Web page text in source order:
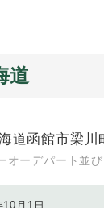
道
道函館市梁川
オーデパート並び
月1日